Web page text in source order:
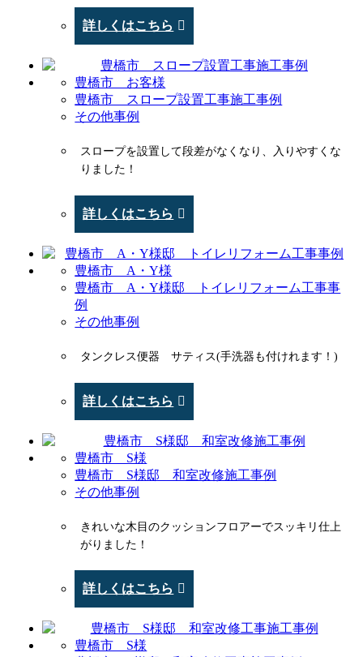
詳しくはこちら
豊橋市 お客様
豊橋市 スロープ設置工事施工事例
その他事例
スロープを設置して段差がなくなり、入りやすくな
りました！
詳しくはこちら
豊橋市 A・Y様
豊橋市 A・Y様邸 トイレリフォーム工事事
例
その他事例
タンクレス便器 サティス(手洗器も付けれます！)
詳しくはこちら
豊橋市 S様
豊橋市 S様邸 和室改修施工事例
その他事例
きれいな木目のクッションフロアーでスッキリ仕上
がりました！
詳しくはこちら
豊橋市 S様